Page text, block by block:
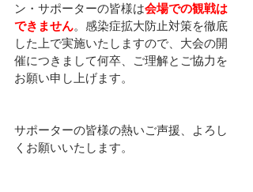
ン・サポーターの皆様は会場での観戦は
できません。感染症拡大防止対策を徹底
した上で実施いたしますので、大会の開
催につきまして何卒、ご理解とご協力を
お願い申し上げます。
サポーターの皆様の熱いご声援、よろし
くお願いいたします。